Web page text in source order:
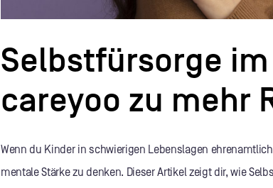
Selbstfürsorge
careyoo zu mehr
Wenn du Kinder in schwierigen Lebenslagen
mentale Stärke zu denken. Dieser Artikel zeigt dir, wie